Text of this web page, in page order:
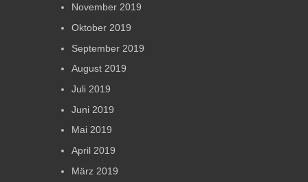
November 2019
Oktober 2019
September 2019
August 2019
Juli 2019
Juni 2019
Mai 2019
April 2019
März 2019